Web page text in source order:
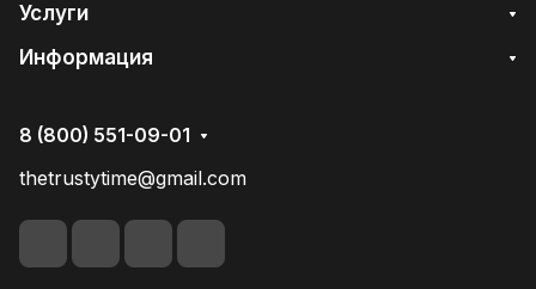
Услуги
Информация
8 (800) 551-09-01
thetrustytime@gmail.com